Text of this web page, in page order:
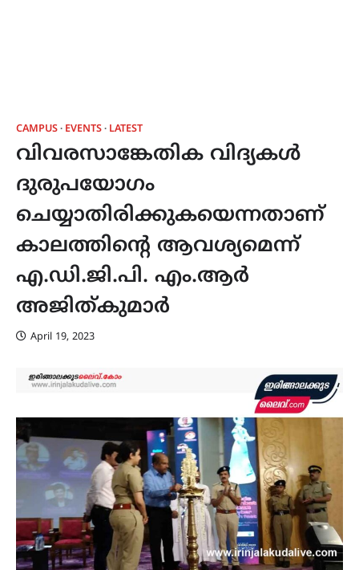
CAMPUS EVENTS LATEST
വിവരസാങ്കേതിക വിദ്യകൾ
ദുരുപയോഗം
ചെയ്യാതിരിക്കുകയെന്നതാണ്
കാലത്തിന്‍റെ ആവശ്യമെന്ന്
എ.ഡി.ജി.പി. എം.ആര്‍
അജിത്കുമാര്‍
April 19, 2023